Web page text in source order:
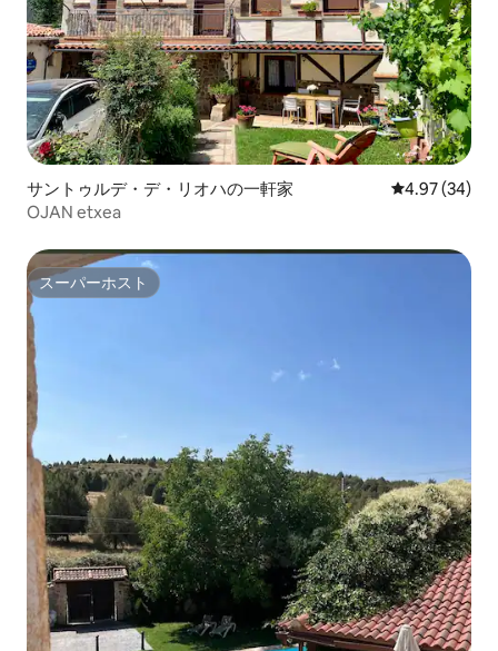
サントゥルデ・デ・リオハの一軒家 レビュー34
4.97 (34)
OJAN etxea
スーパーホスト
スーパーホスト